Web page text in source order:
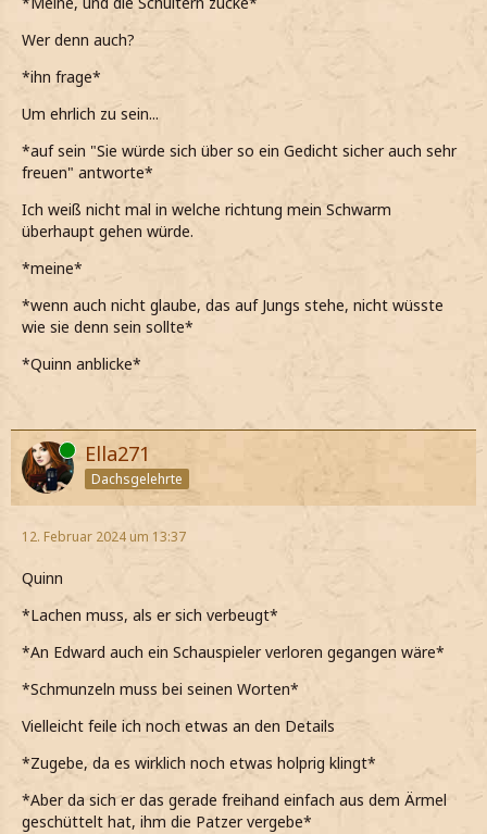
Wer denn auch?
*ihn frage*
Um ehrlich zu sein...
*auf sein "Sie würde sich über so ein Gedicht sicher auch sehr
freuen" antworte*
Ich weiß nicht mal in welche richtung mein Schwarm
überhaupt gehen würde.
*meine*
*wenn auch nicht glaube, das auf Jungs stehe, nicht wüsste
wie sie denn sein sollte*
*Quinn anblicke*
Online Ella271
Dachsgelehrte
12. Februar 2024 um 13:37
Quinn
*Lachen muss, als er sich verbeugt*
*An Edward auch ein Schauspieler verloren gegangen wäre*
*Schmunzeln muss bei seinen Worten*
Vielleicht feile ich noch etwas an den Details
*Zugebe, da es wirklich noch etwas holprig klingt*
*Aber da sich er das gerade freihand einfach aus dem Ärmel
geschüttelt hat, ihm die Patzer vergebe*